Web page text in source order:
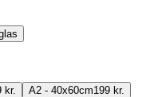
kr. A2 - 40x60cm199 kr.